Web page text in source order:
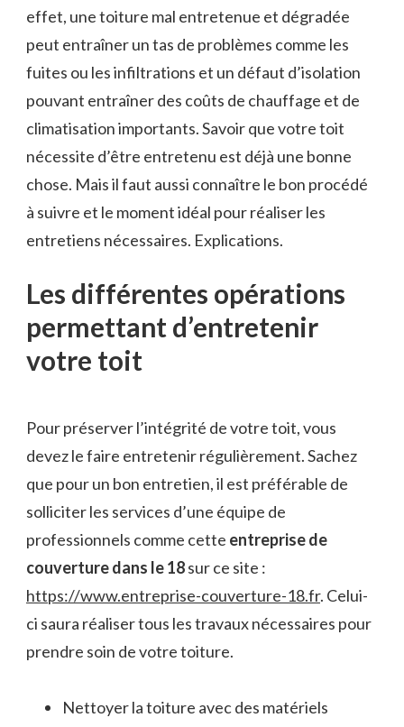
effet, une toiture mal entretenue et dégradée
peut entraîner un tas de problèmes comme les
fuites ou les infiltrations et un défaut d’isolation
pouvant entraîner des coûts de chauffage et de
climatisation importants. Savoir que votre toit
nécessite d’être entretenu est déjà une bonne
chose. Mais il faut aussi connaître le bon procédé
à suivre et le moment idéal pour réaliser les
entretiens nécessaires. Explications.
Les différentes opérations
permettant d’entretenir
votre toit
Pour préserver l’intégrité de votre toit, vous
devez le faire entretenir régulièrement. Sachez
que pour un bon entretien, il est préférable de
solliciter les services d’une équipe de
professionnels comme cette entreprise de
couverture dans le 18sur ce site :
https://www.entreprise-couverture-18.fr. Celui-
ci saura réaliser tous les travaux nécessaires pour
prendre soin de votre toiture.
Nettoyer la toiture avec des matériels